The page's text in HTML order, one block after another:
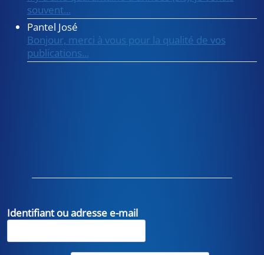
souvent...
Pantel José
Bonjour, merci à vous pour la qualité de vos
publications...
Identifiant ou adresse e-mail